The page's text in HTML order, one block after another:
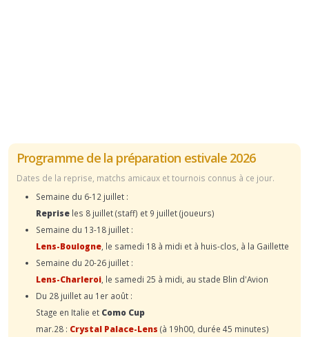
Programme de la préparation estivale 2026
Dates de la reprise, matchs amicaux et tournois connus à ce jour.
Semaine du 6-12 juillet :
Reprise les 8 juillet (staff) et 9 juillet (joueurs)
Semaine du 13-18 juillet :
Lens-Boulogne , le samedi 18 à midi et à huis-clos, à la Gaillette
Semaine du 20-26 juillet :
Lens-Charleroi , le samedi 25 à midi, au stade Blin d'Avion
Du 28 juillet au 1er août :
Stage en Italie et Como Cup
mar.28 : Crystal Palace-Lens (à 19h00, durée 45 minutes)